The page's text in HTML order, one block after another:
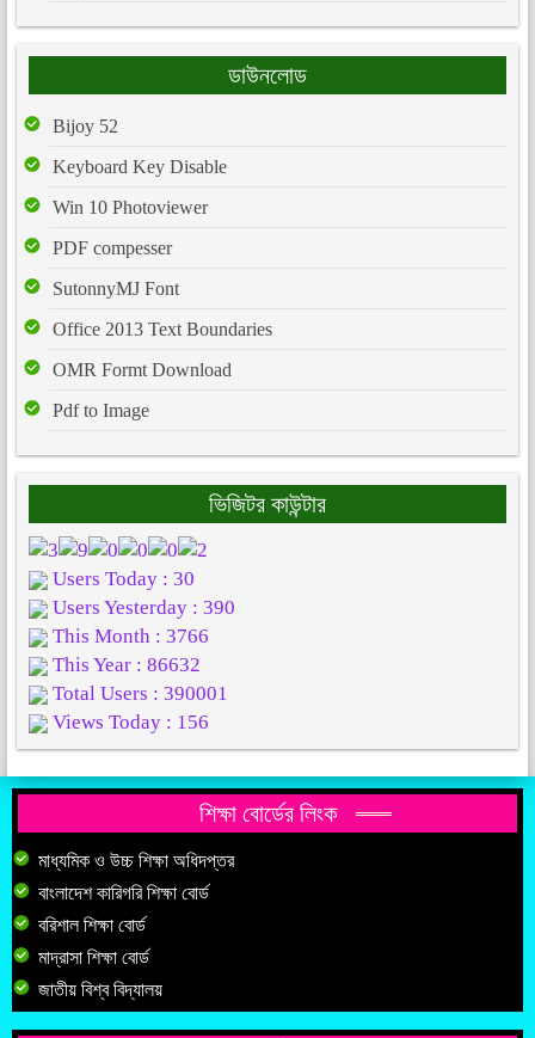
ডাউনলোড
Bijoy 52
Keyboard Key Disable
Win 10 Photoviewer
PDF compesser
SutonnyMJ Font
Office 2013 Text Boundaries
OMR Formt Download
Pdf to Image
ভিজিটর কাউন্টার
Users Today : 30
Users Yesterday : 390
This Month : 3766
This Year : 86632
Total Users : 390001
Views Today : 156
শিক্ষা বোর্ডের লিংক
মাধ্যমিক ও উচ্চ শিক্ষা অধিদপ্তর
বাংলাদেশ কারিগরি শিক্ষা বোর্ড
বরিশাল শিক্ষা বোর্ড
মাদ্রাসা শিক্ষা বোর্ড
জাতীয় বিশ্ব বিদ্যালয়